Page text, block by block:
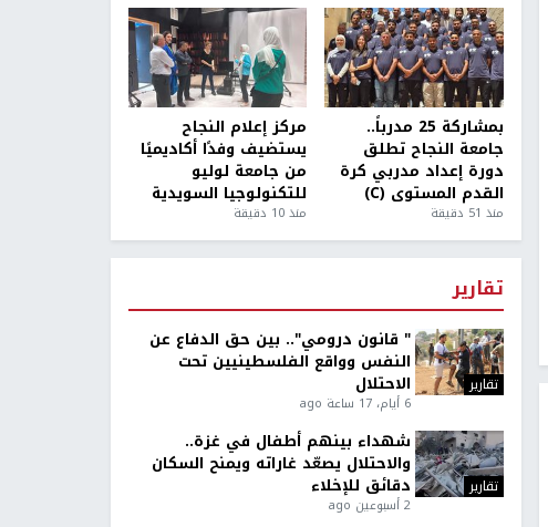
بمشاركة 25 مدرباً..
جامعة النجاح تطلق
دورة إعداد مدربي كرة
القدم المستوى (C)
منذ 51 دقيقة
مركز إعلام النجاح
يستضيف وفدًا أكاديميًا
من جامعة لوليو
للتكنولوجيا السويدية
منذ 10 دقيقة
تقارير
تقارير
" قانون درومي".. بين حق الدفاع عن
النفس وواقع الفلسطينيين تحت
الاحتلال
6 أيام، 17 ساعة ago
تقارير
شهداء بينهم أطفال في غزة..
والاحتلال يصعّد غاراته ويمنح السكان
دقائق للإخلاء
2 أسبوعين ago